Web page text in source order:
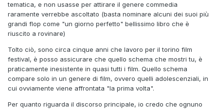
tematica, e non usasse per attirare il genere commedia
raramente verrebbe ascoltato (basta nominare alcuni dei suoi più
grandi flop come "un giorno perfetto" bellissimo libro che è
riuscito a rovinare)
Tolto ciò, sono circa cinque anni che lavoro per il torino film
festival, è posso assicurare che quello schema che mostri tu, è
praticamente inesistente in quasi tutti i film. Quello schema
compare solo in un genere di film, ovvero quelli adolescenziali, in
cui ovviamente viene affrontata "la prima volta".
Per quanto riguarda il discorso principale, io credo che ognuno